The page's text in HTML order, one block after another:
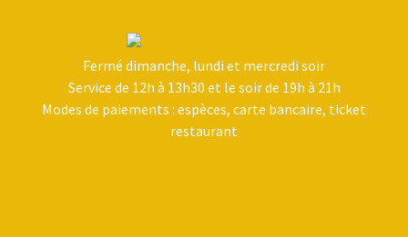
Fermé dimanche, lundi et mercredi soir
Service de 12h à 13h30 et le soir de 19h à 21h
Modes de paiements : espèces, carte bancaire, ticket
restaurant